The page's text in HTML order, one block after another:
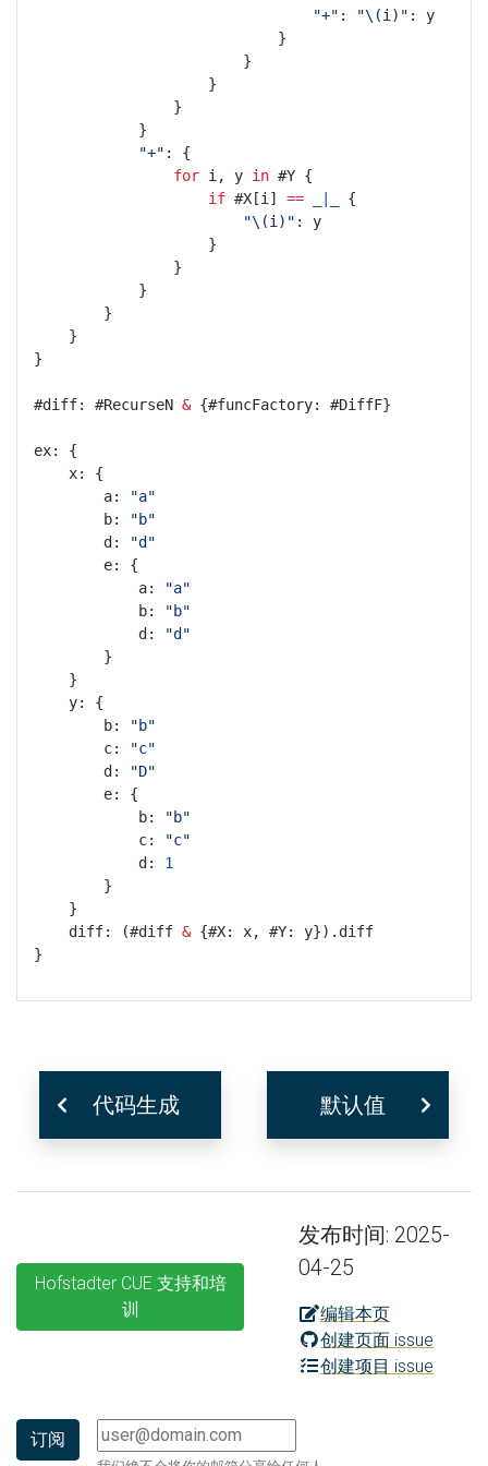
"+" : "\(i )" : y
							}
						}
					}
				}
			}
"+" : {
for i, y in #Y {
if #X[i] ==
{
"\(i )" : y
					}
				}
			}
		}
	}
}
#diff: #RecurseN & {#funcFactory: #DiffF}
ex: {
	x: {
		a:
"a"
		b:
"b"
		d:
"d"
		e: {
			a:
"a"
			b:
"b"
			d:
"d"
		}
	}
	y: {
		b:
"b"
		c:
"c"
		d:
"D"
		e: {
			b:
"b"
			c:
"c"
			d:
1
		}
	}
	diff: (#diff
& {#X: x, #Y: y}).diff
}
代码生成 默认值
Hofstadter CUE 支持和培
训
发布时间: 2025-
04-25
编辑本页
创建页面 issue
创建项目 issue